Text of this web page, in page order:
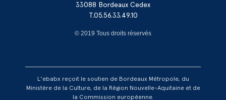
33088 Bordeaux Cedex
T.05.56.33.49.10
© 2019 Tous droits réservés
L'ebabx reçoit le soutien de Bordeaux Métropole, du
Ministère de la Culture, de la Région Nouvelle-Aquitaine et de
la Commission européenne.